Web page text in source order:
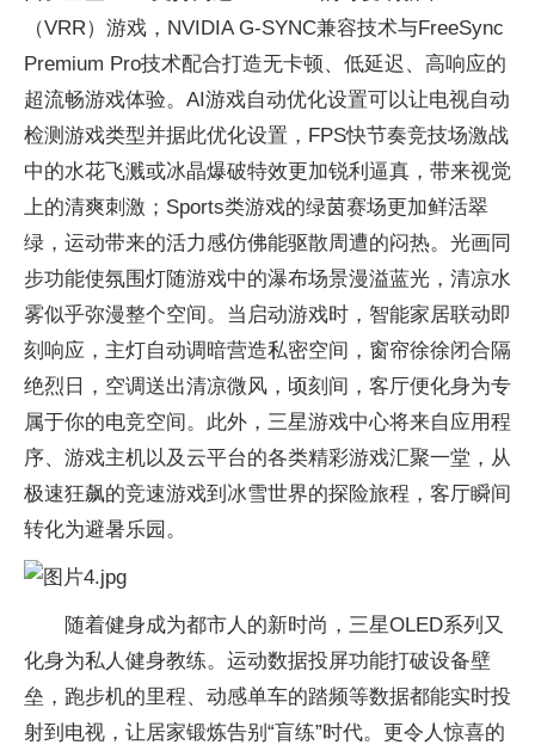
（VRR）游戏，NVIDIA G-SYNC兼容技术与FreeSync
Premium Pro技术配合打造无卡顿、低延迟、高响应的
超流畅游戏体验。AI游戏自动优化设置可以让电视自动
检测游戏类型并据此优化设置，FPS快节奏竞技场激战
中的水花飞溅或冰晶爆破特效更加锐利逼真，带来视觉
上的清爽刺激；Sports类游戏的绿茵赛场更加鲜活翠
绿，运动带来的活力感仿佛能驱散周遭的闷热。光画同
步功能使氛围灯随游戏中的瀑布场景漫溢蓝光，清凉水
雾似乎弥漫整个空间。当启动游戏时，智能家居联动即
刻响应，主灯自动调暗营造私密空间，窗帘徐徐闭合隔
绝烈日，空调送出清凉微风，顷刻间，客厅便化身为专
属于你的电竞空间。此外，三星游戏中心将来自应用程
序、游戏主机以及云平台的各类精彩游戏汇聚一堂，从
极速狂飙的竞速游戏到冰雪世界的探险旅程，客厅瞬间
转化为避暑乐园。
随着健身成为都市人的新时尚，三星OLED系列又
化身为私人健身教练。运动数据投屏功能打破设备壁
垒，跑步机的里程、动感单车的踏频等数据都能实时投
射到电视，让居家锻炼告别“盲练”时代。更令人惊喜的